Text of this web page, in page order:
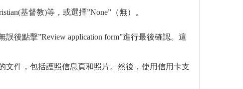
基督教)等，或選擇”None”（無）。
後點擊”Review application form”進行最後確認。這
文件，包括護照信息頁和照片。然後，使用信用卡支